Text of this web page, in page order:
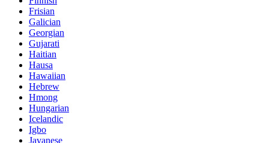
Frisian
Galician
Georgian
Gujarati
Haitian
Hausa
Hawaiian
Hebrew
Hmong
Hungarian
Icelandic
Igbo
Javanese